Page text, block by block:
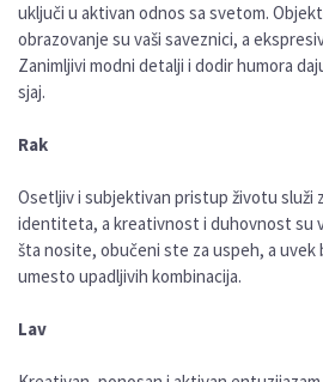
uključi u aktivan odnos sa svetom.
obrazovanje su vaši saveznici, a
Zanimljivi modni detalji i dodir humora
sjaj.
Rak
Osetljiv i subjektivan pristup životu služi
identiteta, a kreativnost i duhovnost su
šta nosite, obučeni ste za uspeh, a uvek
umesto upadljivih kombinacija.
Lav